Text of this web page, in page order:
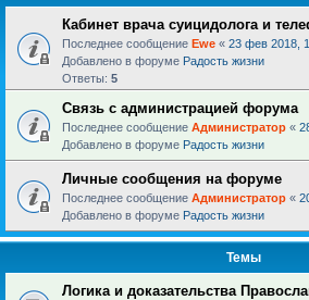
Кабинет врача суицидолога и
Последнее сообщение Ewe « 23 фев 2018,
Добавлено в форуме Радость жизни
Ответы: 5
Связь с администрацией форума
Последнее сообщение Администратор «
Добавлено в форуме Радость жизни
Личные сообщения на форуме
Последнее сообщение Администратор «
Добавлено в форуме Радость жизни
Темы
Логика и доказательства